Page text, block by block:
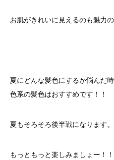
お肌がきれいに見えるのも魅力
夏にどんな髪色にするか悩んだ
色系の髪色はおすすめです！！
夏もそろそろ後半戦になります。
もっともっと楽しみましょー！！